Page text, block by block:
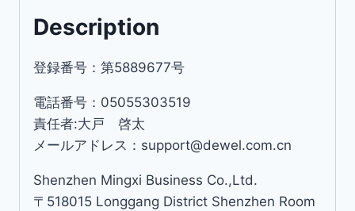
Description
登録番号：第5889677号
電話番号：05055303519
責任者:大戸 啓太
メールアドレス：support@dewel.com.cn
Shenzhen Mingxi Business Co.,Ltd.
〒518015 Longgang District Shenzhen Room